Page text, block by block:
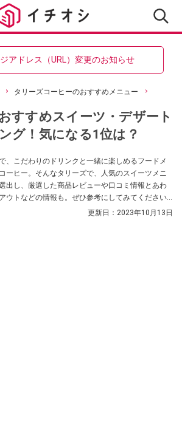
アドレス（URL）変更のお知らせ
タリーズコーヒーのおすすめメニュー
すすめスイーツ・デザート
グ！気になる1位は？
、こだわりのドリンクと一緒に楽しめるフードメ
ーヒー。そんなタリーズで、人気のスイーツメニ
出し、厳選した商品レビューや口コミ情報とあわ
ウトなどの情報も。ぜひ参考にしてみてください
更新日： 2023年10月13日